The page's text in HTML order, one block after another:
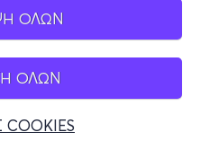
ΟΛΩΝ
ΟΛΩΝ